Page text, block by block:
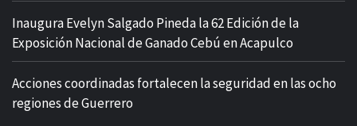
Inaugura Evelyn Salgado Pineda la 62 Edición de la
Exposición Nacional de Ganado Cebú en Acapulco
Acciones coordinadas fortalecen la seguridad en las ocho
regiones de Guerrero